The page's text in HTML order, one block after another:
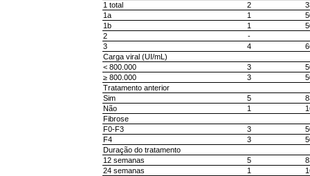
1 total
2
1a
1
1b
1
2
-
3
4
Carga viral (UI/mL)
< 800.000
3
≥ 800.000
3
Tratamento anterior
Sim
5
Não
1
Fibrose
F0-F3
3
F4
3
Duração do tratamento
12 semanas
5
24 semanas
1